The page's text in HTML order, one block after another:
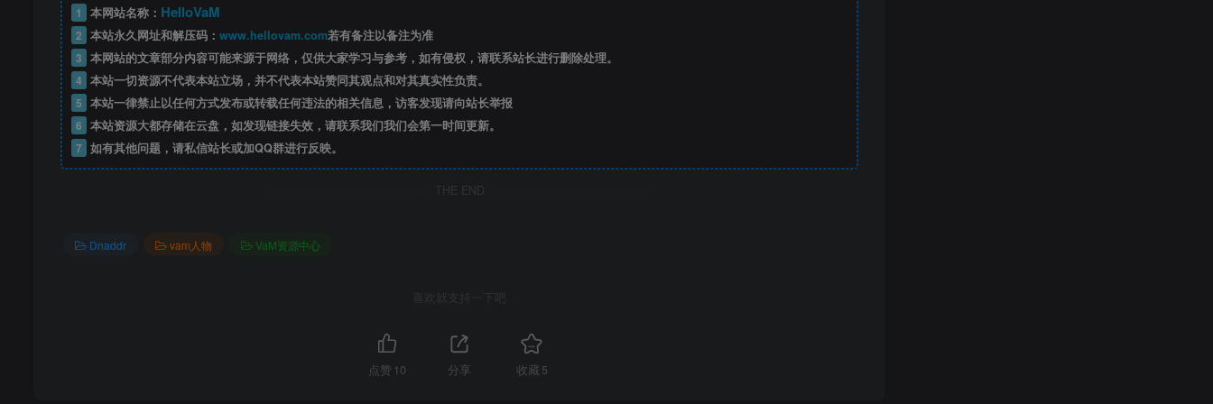
1 本网站名称： HelloVaM
2 本站永久网址和解压码： www.hellovam.com若有备注以备注为准
3 本网站的文章部分内容可能来源于网络，仅供大家学习与参考，如有侵权，请联系站长进行删除处理。
4 本站一切资源不代表本站立场，并不代表本站赞同其观点和对其真实性负责。
5 本站一律禁止以任何方式发布或转载任何违法的相关信息，访客发现请向站长举报
6 本站资源大都存储在云盘，如发现链接失效，请联系我们我们会第一时间更新。
7 如有其他问题，请私信站长或加QQ群进行反映。
THE END
Dnaddr vam人物 VaM资源中心
喜欢就支持一下吧
点赞 10 分享 收藏 5